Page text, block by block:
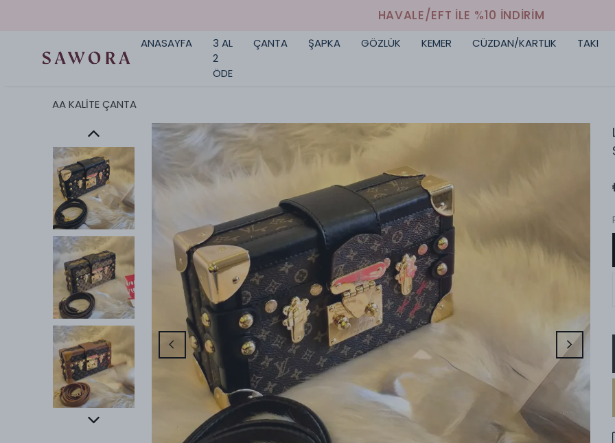
HAVALE/EFT İLE %10 İNDİRİM
ANASAYFA
3 AL
2
ÖDE
ÇANTA ŞAPKA GÖZLÜK KEMER CÜZDAN/KARTLIK TAKI
AA KALİTE ÇANTA